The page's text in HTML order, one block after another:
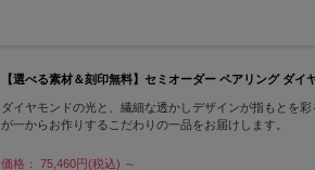
【選べる素材＆刻印無料】セミオーダー ペアリング ダ
ダイヤモンドの光と、繊細な透かしデザインが指もとを
が一からお作りするこだわりの一品をお届けします。
価格： 75,460円(税込) ～